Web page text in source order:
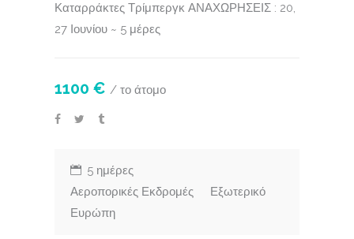
Καταρράκτες Τρίμπεργκ ΑΝΑΧΩΡΗΣΕΙΣ : 20,
27 Ιουνίου ~ 5 μέρες
1100 € / το άτομο
5 ημέρες
Αεροπορικές Εκδρομές
Εξωτερικό
Ευρώπη